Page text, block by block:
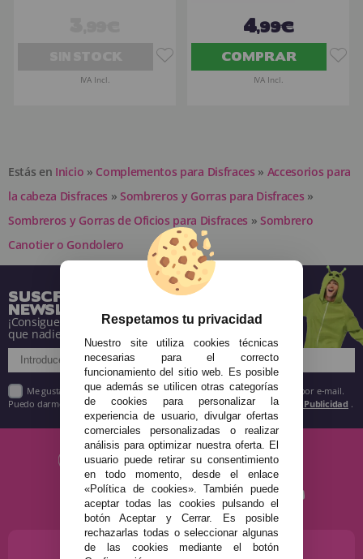
IVA Incl.
4,99€
COMPRAR
IVA Incl.
Estás en Inicio » Complementos para Disfraces » Accesorios para
la cabeza Disfraces » Sombreros y Gorras para Disfraces »
Sombreros y Gorras de Oficios para Disfraces » Sombrero
Canotier o Gondolero
SUSCRÍBETE A NUESTRA
NEWSLETTER
¡Consigue descuentos y entérate de todo antes
que nadie!
Me gustaría recibir descuentos exclusivos, novedades y tendencias por e-mail.
Puedo darme de baja cuando quiera según lo recogido en la Política de Publicidad .
¿NECESITAS AYUDA?
Respetamos tu privacidad
Nuestro site utiliza cookies técnicas
necesarias para el correcto
funcionamiento del sitio web. Es posible
que además se utilicen otras categorías
de cookies para personalizar la
experiencia de usuario, divulgar ofertas
comerciales personalizadas o realizar
análisis para optimizar nuestra oferta. El
usuario puede retirar su consentimiento
en todo momento, desde el enlace
«Política de cookies». También puede
aceptar todas las cookies pulsando el
botón Aceptar y Cerrar. Es posible
rechazarlas todas o seleccionar algunas
de las cookies mediante el botón